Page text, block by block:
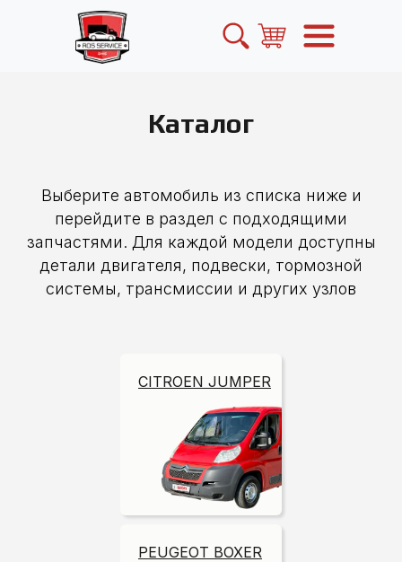
Каталог
Выберите автомобиль из списка ниже и
перейдите в раздел с подходящими
запчастями. Для каждой модели доступны
детали двигателя, подвески, тормозной
системы, трансмиссии и других узлов
PEUGEOT BOXER
CITROEN JUMPER